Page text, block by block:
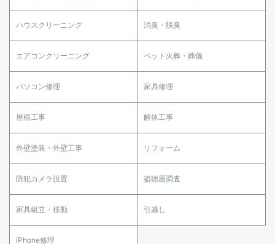
ハウスクリーニング 消臭・脱臭
エアコンクリーニング ペット火葬・葬儀
パソコン修理 家具修理
屋根工事 解体工事
外壁塗装・外壁工事 リフォーム
防犯カメラ設置 盗聴器調査
家具組立・移動 引越し
iPhone修理